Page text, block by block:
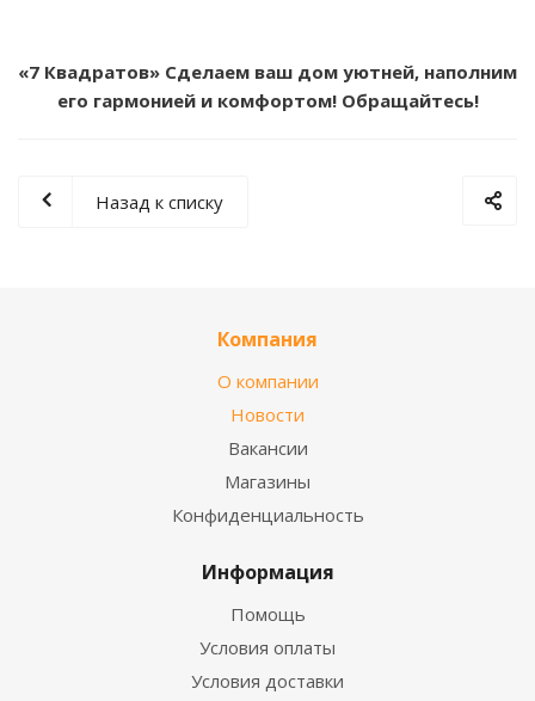
«7 Квадратов» Сделаем ваш дом уютней, наполним
его гармонией и комфортом! Обращайтесь!
Назад к списку
Компания
О компании
Новости
Вакансии
Магазины
Конфиденциальность
Информация
Помощь
Условия оплаты
Условия доставки